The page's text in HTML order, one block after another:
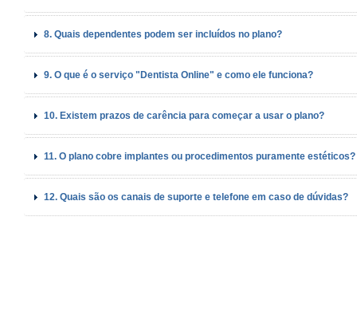
8. Quais dependentes podem ser incluídos no plano?
9. O que é o serviço "Dentista Online" e como ele funciona?
10. Existem prazos de carência para começar a usar o plano?
11. O plano cobre implantes ou procedimentos puramente estéticos?
12. Quais são os canais de suporte e telefone em caso de dúvidas?